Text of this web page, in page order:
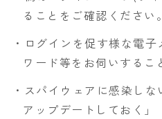
ることをご確認ください。
・ログインを促す様な電
ワード等をお伺いするこ
・スパイウェアに感染し
アップデートしておく」